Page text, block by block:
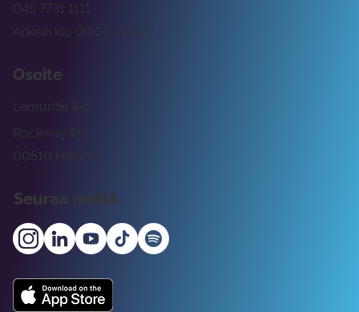
Arkisin klo 09:00 -15:00
045 7731 1111
Osoite
Rockway Oy
Lemuntie 3-5
00510 Helsinki
Seuraa meitä